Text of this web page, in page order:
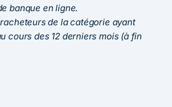
banque en ligne.
de la catégorie ayant
cours des 12 derniers mois (à fin